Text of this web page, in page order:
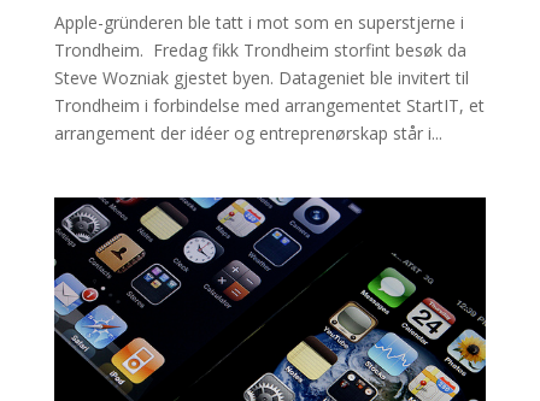
Apple-gründeren ble tatt i mot som en superstjerne i
Trondheim. Fredag fikk Trondheim storfint besøk da
Steve Wozniak gjestet byen. Datageniet ble invitert til
Trondheim i forbindelse med arrangementet StartIT, et
arrangement der idéer og entreprenørskap står i...